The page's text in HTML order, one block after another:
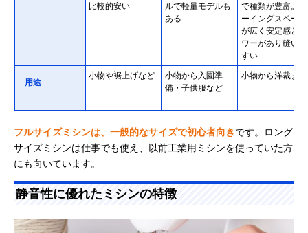
比較的安い
ルで軽量モデルも
ある
で種類が豊富。ソ
ーイングスペース
が広く安定感とパ
ワーがあり縫いや
すい
用途
小物や裾上げなど
小物から入園準
備・子供服など
小物から洋裁まで
フルサイズミシンは、一般的なサイズで初心者向きです。ロング
サイズミシンは仕事でも使え、以前工業用ミシンを使っていた方
にも向いています。
静音性に優れたミシンの特徴